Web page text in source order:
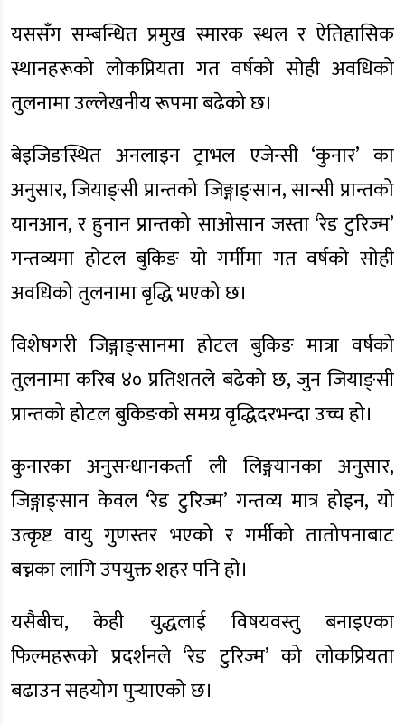
यससँग सम्बन्धित प्रमुख स्मारक स्थल र ऐतिहासिक
स्थानहरूको लोकप्रियता गत वर्षको सोही अवधिको
तुलनामा उल्लेखनीय रूपमा बढेको छ।
बेइजिङस्थित अनलाइन ट्राभल एजेन्सी ‘कुनार’ का
अनुसार, जियाङ्सी प्रान्तको जिङ्गाङ्सान, सान्सी प्रान्तको
यानआन, र हुनान प्रान्तको साओसान जस्ता ‘रेड टुरिज्म’
गन्तव्यमा होटल बुकिङ यो गर्मीमा गत वर्षको सोही
अवधिको तुलनामा बृद्धि भएको छ।
विशेषगरी जिङ्गाङ्सानमा होटल बुकिङ मात्रा वर्षको
तुलनामा करिब ४० प्रतिशतले बढेको छ, जुन जियाङ्सी
प्रान्तको होटल बुकिङको समग्र वृद्धिदरभन्दा उच्च हो।
कुनारका अनुसन्धानकर्ता ली लिङ्गयानका अनुसार,
जिङ्गाङ्सान केवल ‘रेड टुरिज्म’ गन्तव्य मात्र होइन, यो
उत्कृष्ट वायु गुणस्तर भएको र गर्मीको तातोपनाबाट
बच्नका लागि उपयुक्त शहर पनि हो।
यसैबीच, केही युद्धलाई विषयवस्तु बनाइएका
फिल्महरूको प्रदर्शनले ‘रेड टुरिज्म’ को लोकप्रियता
बढाउन सहयोग पुर्‍याएको छ।